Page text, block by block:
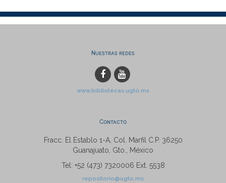
Nuestras redes
www.bibliotecas.ugto.mx
Contacto
Fracc. El Establo 1-A, Col. Marfil C.P. 36250
Guanajuato, Gto., México
Tel: +52 (473) 7320006 Ext. 5538
repositorio@ugto.mx